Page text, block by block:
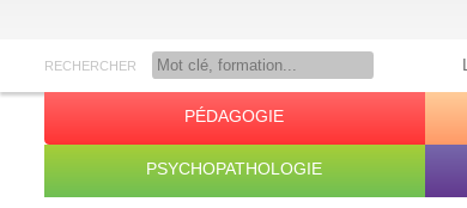
RECHERCHER
PÉDAGOGIE
PSYCHOPATHOLOGIE